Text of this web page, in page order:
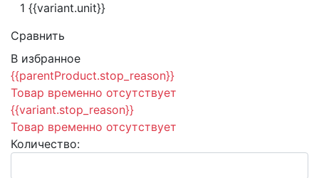
1 {{variant.unit}}
Сравнить
В избранное
{{parentProduct.stop_reason}}
Товар временно отсутствует
{{variant.stop_reason}}
Товар временно отсутствует
Количество: